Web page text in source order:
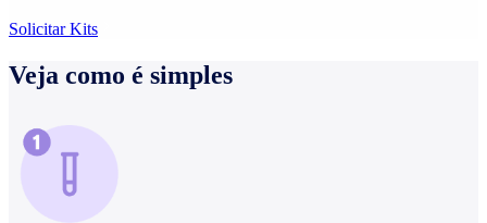
Solicitar Kits
Veja como é simples